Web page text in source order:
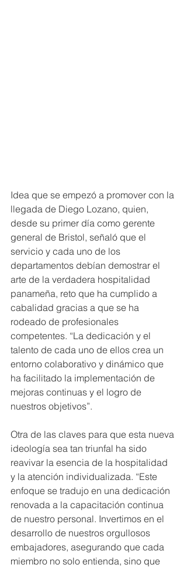
Idea que se empezó a promover con la
llegada de Diego Lozano, quien,
desde su primer día como gerente
general de Bristol, señaló que el
servicio y cada uno de los
departamentos debían demostrar el
arte de la verdadera hospitalidad
panameña, reto que ha cumplido a
cabalidad gracias a que se ha
rodeado de profesionales
competentes. “La dedicación y el
talento de cada uno de ellos crea un
entorno colaborativo y dinámico que
ha facilitado la implementación de
mejoras continuas y el logro de
nuestros objetivos”.
Otra de las claves para que esta nueva
ideología sea tan triunfal ha sido
reavivar la esencia de la hospitalidad
y la atención individualizada. “Este
enfoque se tradujo en una dedicación
renovada a la capacitación continua
de nuestro personal. Invertimos en el
desarrollo de nuestros orgullosos
embajadores, asegurando que cada
miembro no solo entienda, sino que